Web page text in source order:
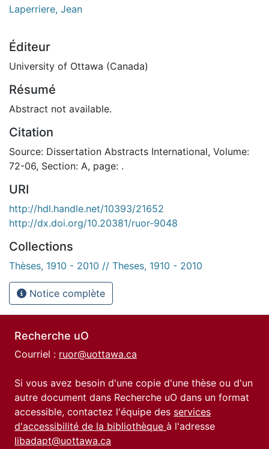
Laperriere, Jean
Éditeur
University of Ottawa (Canada)
Résumé
Abstract not available.
Citation
Source: Dissertation Abstracts International, Volume:
72-06, Section: A, page: .
URI
http://hdl.handle.net/10393/21652
http://dx.doi.org/10.20381/ruor-9048
Collections
Thèses, 1910 - 2010 // Theses, 1910 - 2010
Notice complète
Recherche uO
Courriel : ruor@uottawa.ca
Si vous avez besoin d'une copie d'une thèse ou d'un
autre document dans Recherche uO dans un format
accessible, contactez l'équipe des services
d'accessibilité de la bibliothèque à l'adresse
libadapt@uottawa.ca